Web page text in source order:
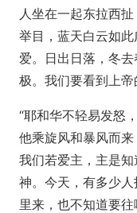
人坐在一起东拉西
举目，蓝天白云如
爱。日出日落，冬
极。我们要看到上帝
“耶和华不轻易发怒
他乘旋风和暴风而来
我们若爱主，主是
神。今天，有多少
里来，也不知道要